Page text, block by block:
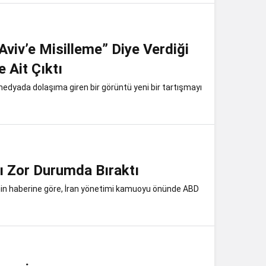
Misilleme” Diye Verdiği
Ait Çıktı
dolaşıma giren bir görüntü yeni bir tartışmayı
Zor Durumda Bıraktı
haberine göre, İran yönetimi kamuoyu önünde ABD